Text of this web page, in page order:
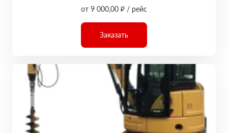
от 9 000,00 ₽ / рейс
Заказать